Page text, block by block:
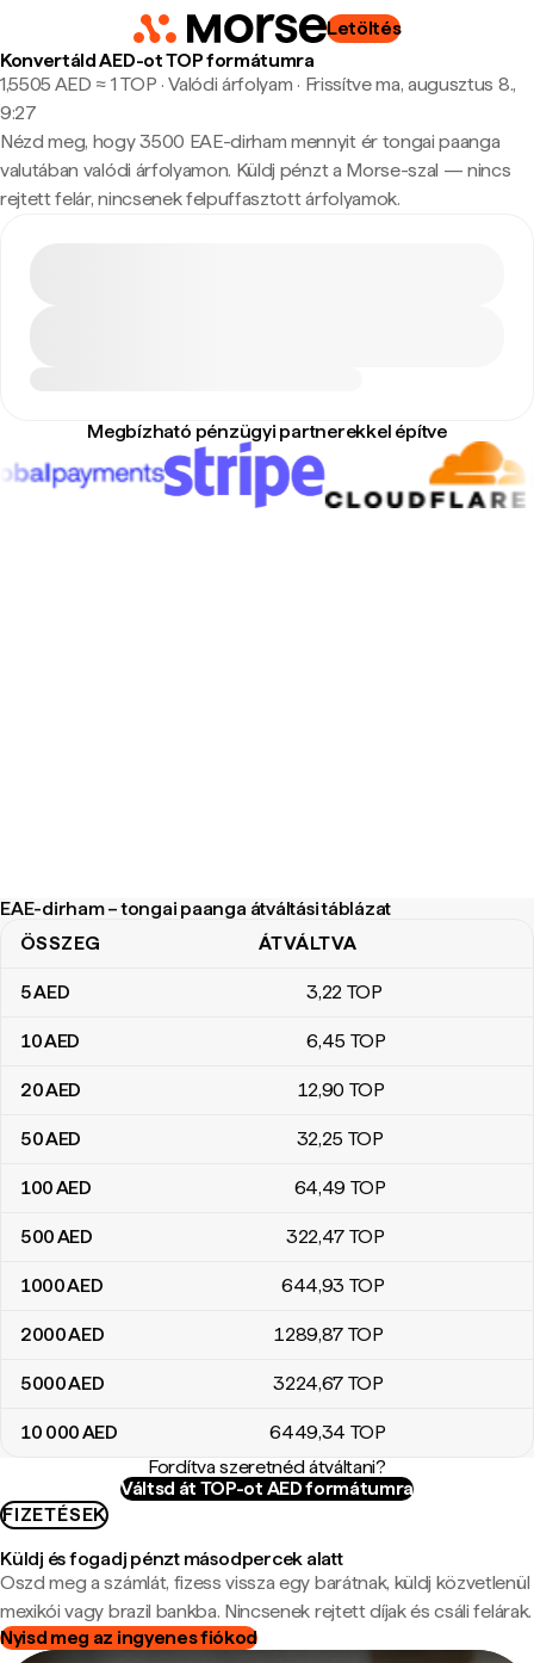
Letöltés
Konvertáld AED-ot TOP formátumra
1,5505 AED ≈ 1 TOP · Valódi árfolyam · Frissítve ma, augusztus 8.,
9:27
Nézd meg, hogy 3500 EAE-dirham mennyit ér tongai paanga
valutában valódi árfolyamon. Küldj pénzt a Morse-szal — nincs
rejtett felár, nincsenek felpuffasztott árfolyamok.
Megbízható pénzügyi partnerekkel építve
EAE-dirham – tongai paanga átváltási táblázat
EAE-dirham – tongai paanga átváltási táblázat
ÖSSZEG ÁTVÁLTVA
5AED 3,22 TOP
10AED 6,45 TOP
20AED 12,90 TOP
50AED 32,25 TOP
100AED 64,49 TOP
500AED 322,47 TOP
1000AED 644,93 TOP
2000AED 1289,87 TOP
5000AED 3224,67 TOP
10 000AED 6449,34 TOP
Fordítva szeretnéd átváltani?
Váltsd át TOP-ot AED formátumra
FIZETÉSEK
Küldj és fogadj pénzt másodpercek alatt
Oszd meg a számlát, fizess vissza egy barátnak, küldj közvetlenül
mexikói vagy brazil bankba. Nincsenek rejtett díjak és csáli felárak.
Nyisd meg az ingyenes fiókod